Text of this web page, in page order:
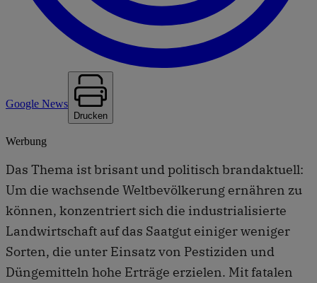
Google News
Drucken
Werbung
Das Thema ist brisant und politisch brandaktuell:
Um die wachsende Weltbevölkerung ernähren zu
können, konzentriert sich die industrialisierte
Landwirtschaft auf das Saatgut einiger weniger
Sorten, die unter Einsatz von Pestiziden und
Düngemitteln hohe Erträge erzielen. Mit fatalen